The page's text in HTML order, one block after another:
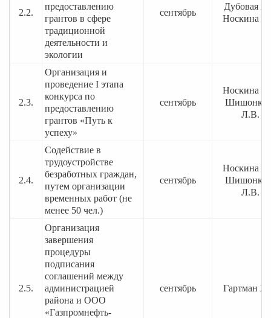
2.2.
предоставлению
грантов в сфере
традиционной
деятельности и
экологии
сентябрь
Дубовая
Носкина
2.3.
Организация и
проведение I этапа
конкурса по
предоставлению
грантов «Путь к
успеху»
сентябрь
Носкина
Л.В.
2.4.
Содействие в
трудоустройстве
безработных граждан,
путем организации
временных работ (не
менее 50 чел.)
сентябрь
Носкина
Л.В.
2.5.
Организация
завершения
процедуры
подписания
соглашений между
администрацией
района и ООО
«Газпромнефть-
сентябрь Гартман